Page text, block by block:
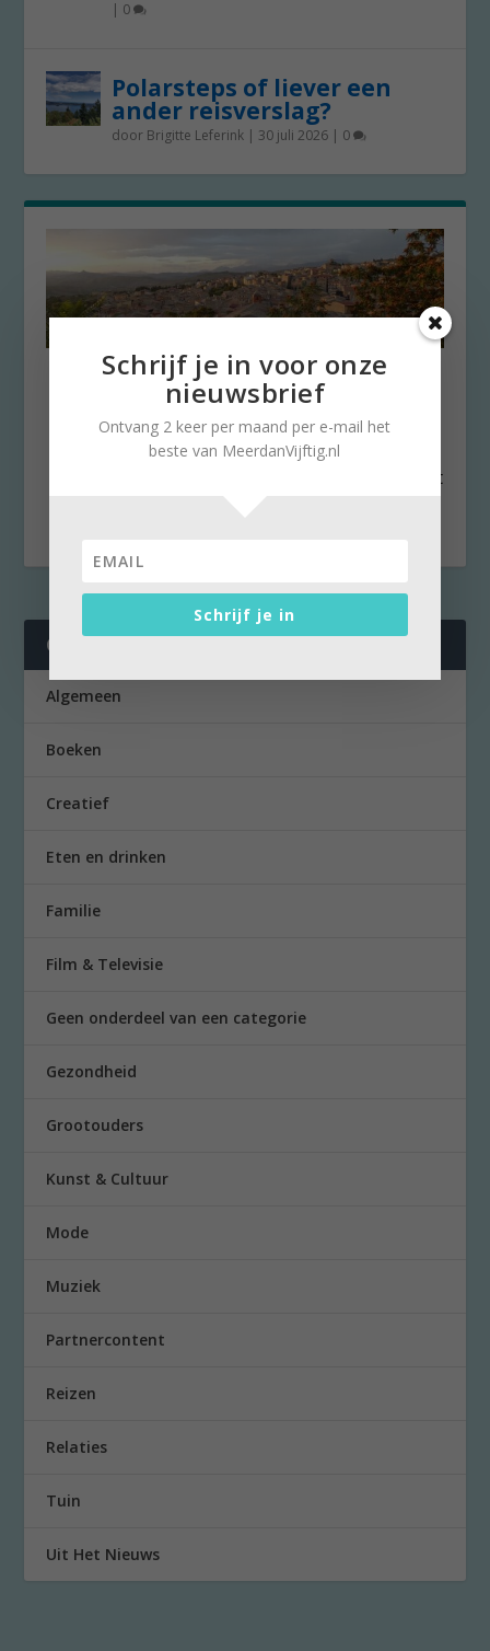
| 0
Polarsteps of liever een
ander reisverslag?
door Brigitte Leferink | 30 juli 2026 | 0
Avontuur op Sicilië
Stella Ruisch|
Midden in de nacht zorgt het overvloedige
eten van de moeder van eigenaar Francisco dat
CATEGORIES
Algemeen
Boeken
Creatief
Eten en drinken
Familie
Film & Televisie
Geen onderdeel van een categorie
Gezondheid
Grootouders
Kunst & Cultuur
Mode
Muziek
Partnercontent
Reizen
Relaties
Tuin
Uit Het Nieuws
Schrijf je in voor onze
nieuwsbrief
Ontvang 2 keer per maand per e-mail het
beste van MeerdanVijftig.nl
Schrijf je in